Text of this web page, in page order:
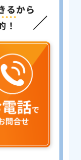
るから
！